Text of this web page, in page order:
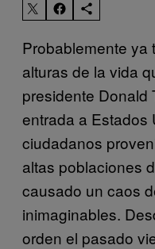
Probablemente ya
alturas de la vida
presidente Donald
entrada a Estados
ciudadanos
altas poblaciones
causado un caos
inimaginables.
orden el pasado